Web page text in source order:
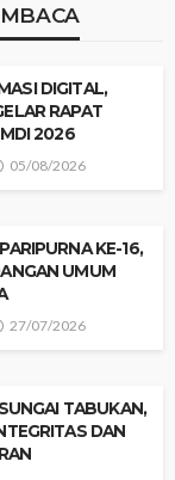
DIGITAL,
RAPAT
2026
05/08/2026
KE-16,
UMUM
27/07/2026
TABUKAN,
DAN